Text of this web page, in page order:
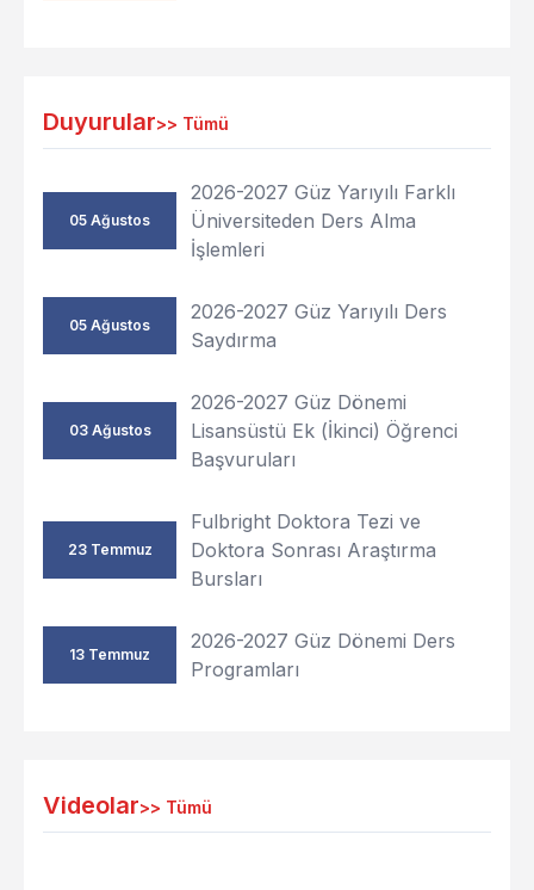
Duyurular>> Tümü
05 Ağustos
2026-2027 Güz Yarıyılı Farklı
Üniversiteden Ders Alma
İşlemleri
05 Ağustos
2026-2027 Güz Yarıyılı Ders
Saydırma
03 Ağustos
2026-2027 Güz Dönemi
Lisansüstü Ek (İkinci) Öğrenci
Başvuruları
23 Temmuz
Fulbright Doktora Tezi ve
Doktora Sonrası Araştırma
Bursları
13 Temmuz
2026-2027 Güz Dönemi Ders
Programları
Videolar>> Tümü